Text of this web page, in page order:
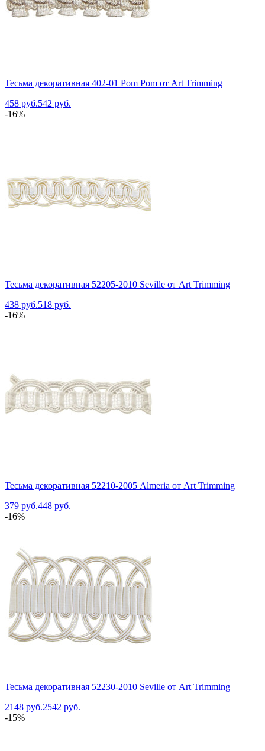
Тесьма декоративная 402-01 Pom Pom от Art Trimming
458 руб.542 руб.
-16%
Тесьма декоративная 52205-2010 Seville от Art Trimming
438 руб.518 руб.
-16%
Тесьма декоративная 52210-2005 Almeria от Art Trimming
379 руб.448 руб.
-16%
Тесьма декоративная 52230-2010 Seville от Art Trimming
2148 руб.2542 руб.
-15%